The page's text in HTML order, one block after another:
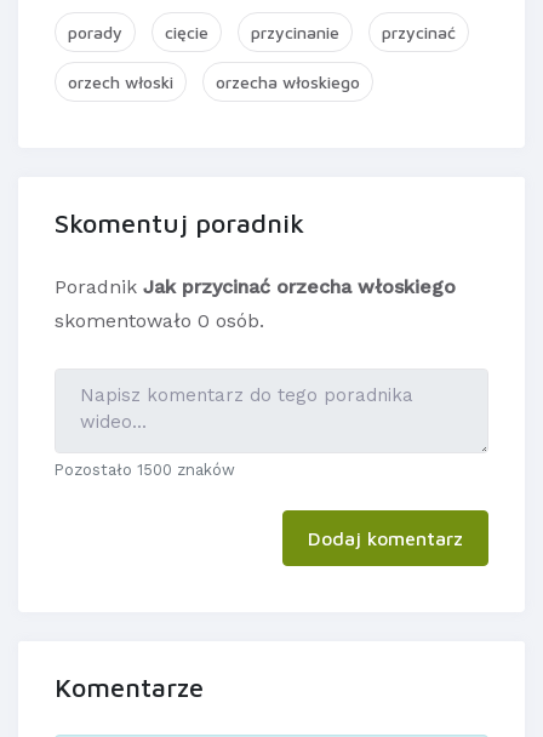
porady cięcie przycinanie przycinać
orzech włoski orzecha włoskiego
Skomentuj poradnik
Poradnik Jak przycinać orzecha włoskiego
skomentowało 0 osób.
Pozostało 1500 znaków
Dodaj komentarz
Komentarze